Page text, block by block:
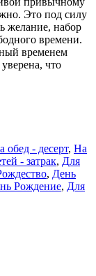
Это под силу
желание, набор
времени.
временем
что
обед - десерт, На
- затрак, Для
, День
Рождение, Для